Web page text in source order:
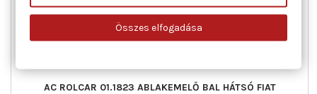
AC ROLCAR 01.1823 ABLAKEMELŐ BAL HÁTSÓ FIAT
Összes elfogadása